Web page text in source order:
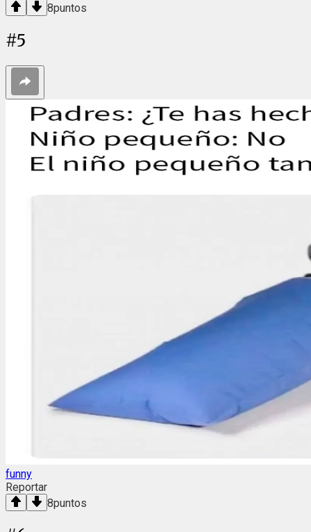
8puntos
#5
funny
Reportar
8puntos